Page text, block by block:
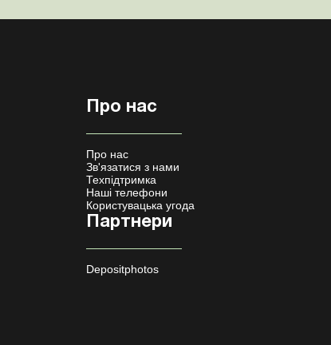
Про нас
Про нас
Зв'язатися з нами
Техпідтримка
Наші телефони
Користувацька угода
Партнери
Depositphotos